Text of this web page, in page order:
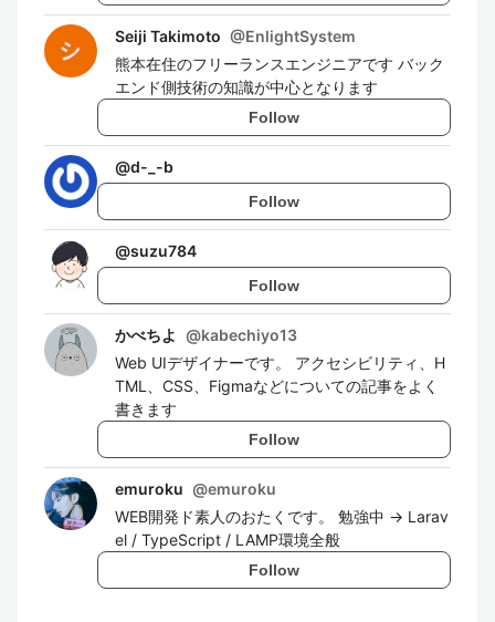
Seiji Takimoto @EnlightSystem
熊本在住のフリーランスエンジニアです バック
エンド側技術の知識が中心となります
Follow
@d-_-b
Follow
@suzu784
Follow
かべちよ @kabechiyo13
Web UIデザイナーです。 アクセシビリティ、H
TML、CSS、Figmaなどについての記事をよく
書きます
Follow
emuroku @emuroku
WEB開発ド素人のおたくです。 勉強中 → Larav
el / TypeScript / LAMP環境全般
Follow